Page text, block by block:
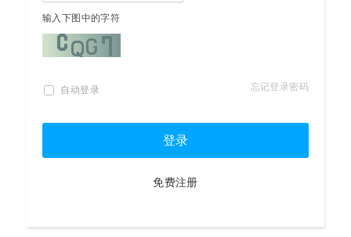
输入下图中的字符
自动登录 忘记登录密码
登录
免费注册